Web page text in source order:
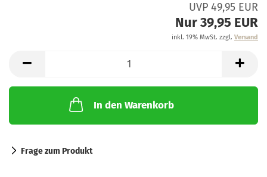
UVP 49,95 EUR
Nur 39,95 EUR
inkl. 19% MwSt. zzgl. Versand
In den Warenkorb
Frage zum Produkt